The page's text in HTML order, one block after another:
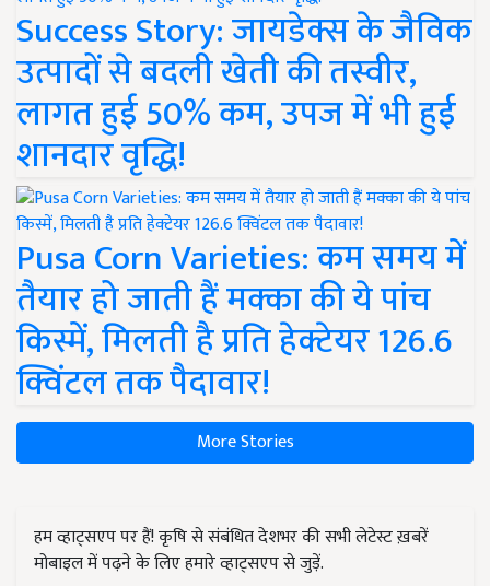
Success Story: जायडेक्स के जैविक
उत्पादों से बदली खेती की तस्वीर,
लागत हुई 50% कम, उपज में भी हुई
शानदार वृद्धि!
Pusa Corn Varieties: कम समय में
तैयार हो जाती हैं मक्का की ये पांच
किस्में, मिलती है प्रति हेक्टेयर 126.6
क्विंटल तक पैदावार!
More Stories
हम व्हाट्सएप पर हैं! कृषि से संबंधित देशभर की सभी लेटेस्ट ख़बरें
मोबाइल में पढ़ने के लिए हमारे व्हाट्सएप से जुड़ें.